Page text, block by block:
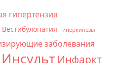
гипертензия
Вестибулопатия Гиперкинезы
заболевания
Инсульт Инфаркт